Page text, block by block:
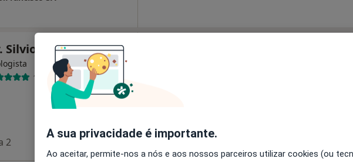
Silvio Bollini
1 opinião
2
Solicite um atendimento
A sua privacidade é importante.
Ao aceitar, permite-nos a nós e aos nossos parceiros utilizar cookies (ou